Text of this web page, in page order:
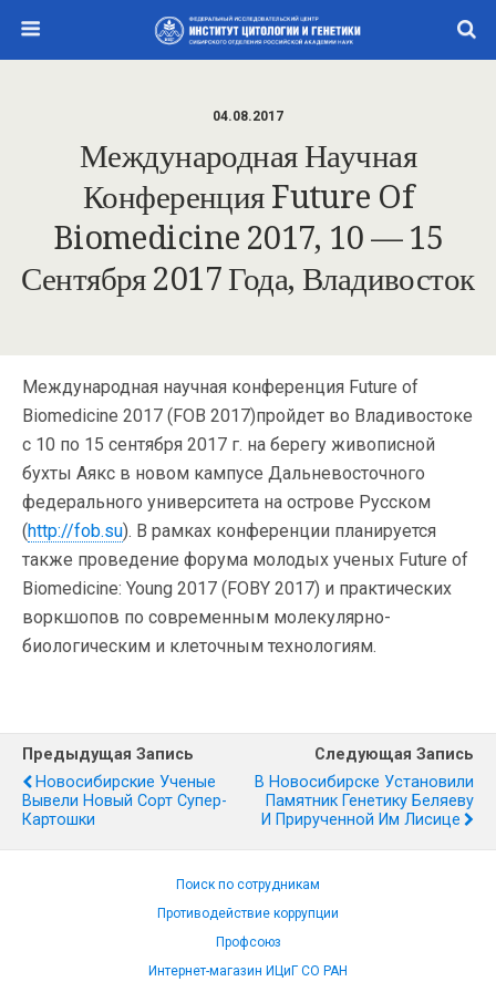
04.08.2017
Международная Научная
Конференция Future Of
Biomedicine 2017, 10 — 15
Сентября 2017 Года, Владивосток
Международная научная конференция Future of
Biomedicine 2017 (FOB 2017)пройдет во Владивостоке
с 10 по 15 сентября 2017 г. на берегу живописной
бухты Аякс в новом кампусе Дальневосточного
федерального университета на острове Русском
(http://fob.su). В рамках конференции планируется
также проведение форума молодых ученых Future of
Biomedicine: Young 2017 (FOBY 2017) и практических
воркшопов по современным молекулярно-
биологическим и клеточным технологиям.
Предыдущая Запись
Новосибирские Ученые
Вывели Новый Сорт Супер-
Картошки
Следующая Запись
В Новосибирске Установили
Памятник Генетику Беляеву
И Прирученной Им Лисице
Поиск по сотрудникам
Противодействие коррупции
Профсоюз
Интернет-магазин ИЦиГ СО РАН